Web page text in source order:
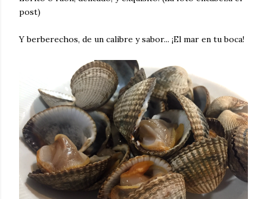
post)
Y berberechos, de un calibre y sabor... ¡El mar en tu boca!